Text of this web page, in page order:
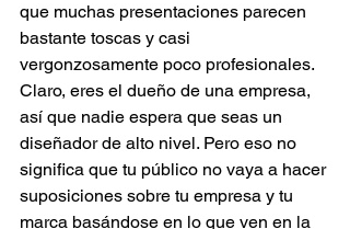
que muchas presentaciones parecen
bastante toscas y casi
vergonzosamente poco profesionales.
Claro, eres el dueño de una empresa,
así que nadie espera que seas un
diseñador de alto nivel. Pero eso no
significa que tu público no vaya a hacer
suposiciones sobre tu empresa y tu
marca basándose en lo que ven en la